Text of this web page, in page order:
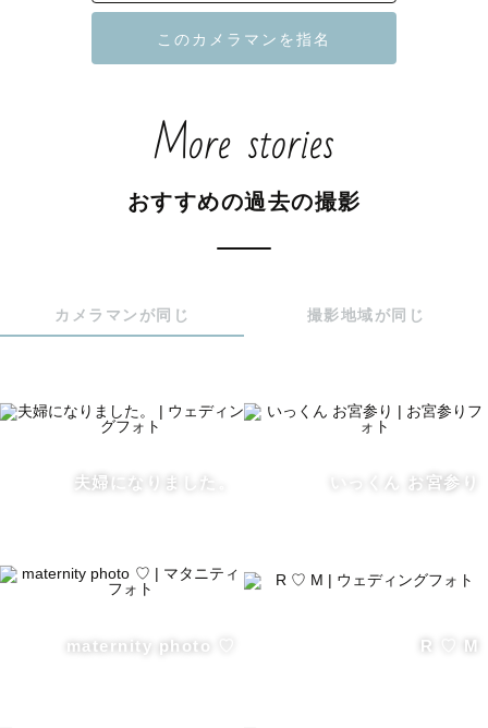
はじめまして！
関東Lovegrapherの " sami " と申します🌱
今この瞬間を残したい、
そんなお手伝いをさせていただけましたら嬉しいです！
ご指名いただいたゲスト様には、
┈┈┈┈┈┈┈┈┈┈┈┈┈┈┈┈┈┈┈┈┈┈┈┈┈┈
🌱　わたしのこと
More stories
おすすめの過去の撮影
カメラマンが同じ 撮影地域が同じ
夫婦になりました。 いっくん お宮参り
maternity photo ♡ R ♡ M